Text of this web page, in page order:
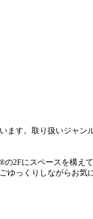
す。取り扱いジャン
2Fにスペースを構え
ゆっくりしながらお気